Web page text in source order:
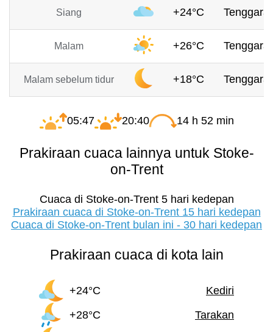
Siang +24°C
Malam +26°C
Malam sebelum tidur +18°C
05:47 20:40 14 h 52 min
Prakiraan cuaca lainnya untuk Stoke-
on-Trent
Cuaca di Stoke-on-Trent 5 hari kedepan
Prakiraan cuaca di Stoke-on-Trent 15 hari kedepan
Cuaca di Stoke-on-Trent bulan ini - 30 hari kedepan
Prakiraan cuaca di kota lain
+24°C
Kediri
+28°C
Tarakan